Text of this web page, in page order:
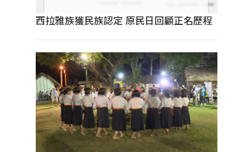
西拉雅族獲民族認定 原民日回顧正名歷程